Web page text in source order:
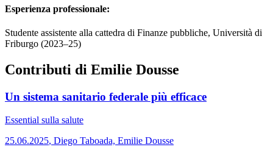
Esperienza professionale:
Studente assistente alla cattedra di Finanze pubbliche, Università di
Friburgo (2023–25)
Contributi di Emilie Dousse
Un sistema sanitario federale più efficace
Essential sulla salute
25.06.2025, Diego Taboada, Emilie Dousse